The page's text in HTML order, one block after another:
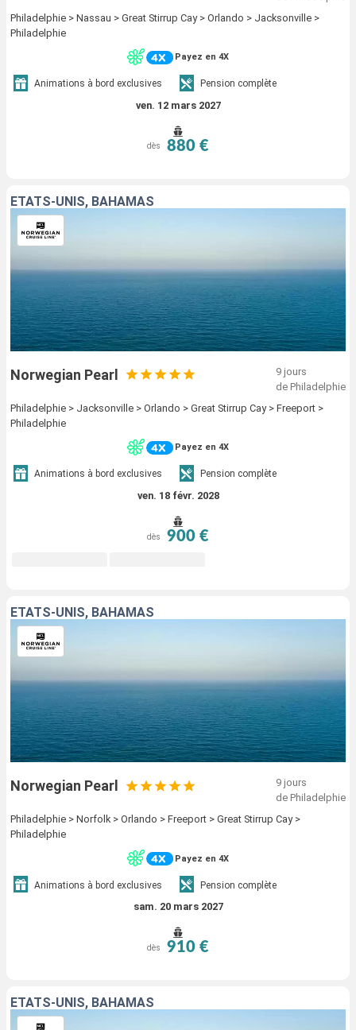
Philadelphie > Nassau > Great Stirrup Cay > Orlando > Jacksonville >
Philadelphie
Payez en 4X
Animations à bord exclusives Pension complète
ven. 12 mars 2027
dès 880 €
ÉTATS-UNIS, BAHAMAS
Norwegian Pearl
9 jours
de Philadelphie
Philadelphie > Jacksonville > Orlando > Great Stirrup Cay > Freeport >
Philadelphie
Payez en 4X
Animations à bord exclusives Pension complète
ven. 18 févr. 2028
dès 900 €
ÉTATS-UNIS, BAHAMAS
Norwegian Pearl
9 jours
de Philadelphie
Philadelphie > Norfolk > Orlando > Freeport > Great Stirrup Cay >
Philadelphie
Payez en 4X
Animations à bord exclusives Pension complète
sam. 20 mars 2027
dès 910 €
ÉTATS-UNIS, BAHAMAS